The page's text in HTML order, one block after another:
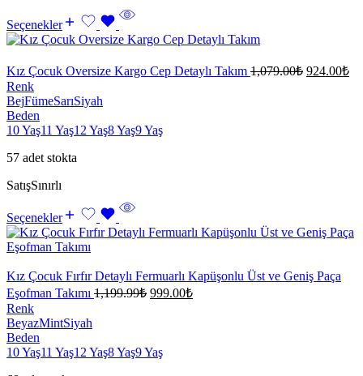
Seçenekler
Kız Çocuk Oversize Kargo Cep Detaylı Takım 1,079.00₺ 924.00₺
Renk
BejFümeSarıSiyah
Beden
10 Yaş11 Yaş12 Yaş8 Yaş9 Yaş
57 adet stokta
SatışSınırlı
Seçenekler
Kız Çocuk Fırfır Detaylı Fermuarlı Kapüşonlu Üst ve Geniş Paça
Eşofman Takımı 1,199.99₺ 999.00₺
Renk
BeyazMintSiyah
Beden
10 Yaş11 Yaş12 Yaş8 Yaş9 Yaş